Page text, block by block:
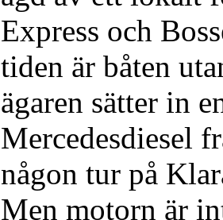
Express och
tiden är båten
ägaren sätter in
Mercedesdiesel
någon tur på
Men motorn är